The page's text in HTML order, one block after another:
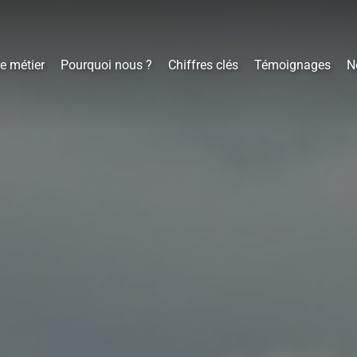
métier Pourquoi nous ? Chiffres clés Témoignages